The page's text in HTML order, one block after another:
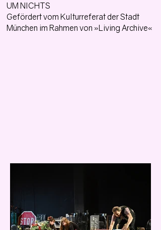
UM NICHTS
Gefördert vom Kulturreferat der Stadt
München im Rahmen von »Living Archive«